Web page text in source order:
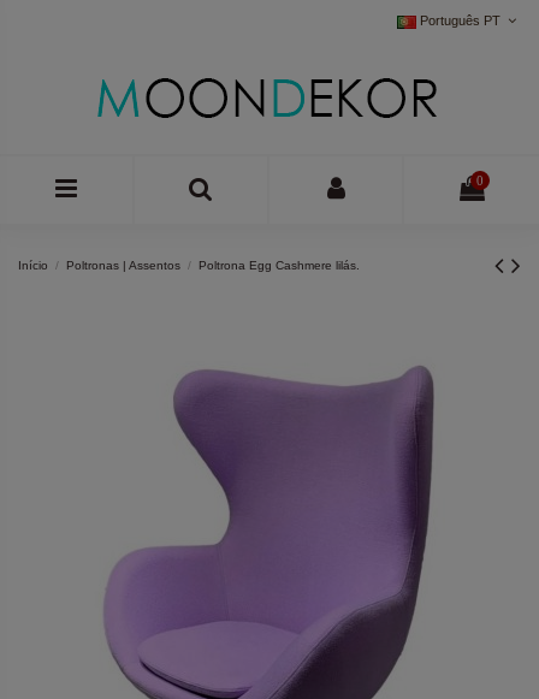
Português PT
0
Início Poltronas | Assentos Poltrona Egg Cashmere lilás.